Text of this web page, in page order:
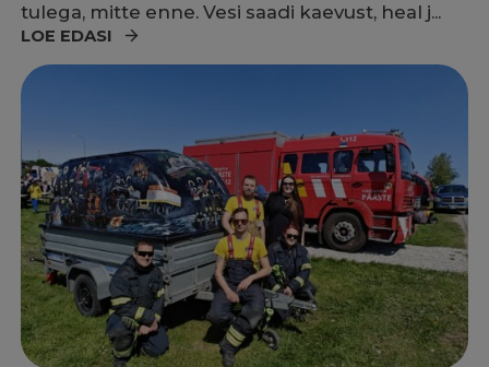
tulega, mitte enne. Vesi saadi kaevust, heal j...
LOE EDASI